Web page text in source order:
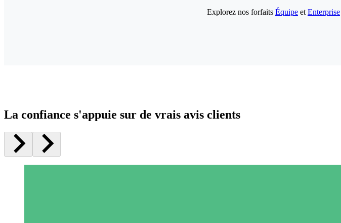
Explorez nos forfaits Équipe et Enterprise
La confiance s'appuie sur de vrais avis clients